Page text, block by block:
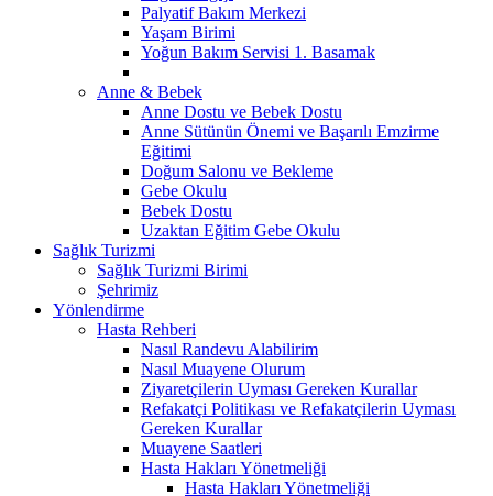
Palyatif Bakım Merkezi
Yaşam Birimi
Yoğun Bakım Servisi 1. Basamak
Anne & Bebek
Anne Dostu ve Bebek Dostu
Anne Sütünün Önemi ve Başarılı Emzirme
Eğitimi
Doğum Salonu ve Bekleme
Gebe Okulu
Bebek Dostu
Uzaktan Eğitim Gebe Okulu
Sağlık Turizmi
Sağlık Turizmi Birimi
Şehrimiz
Yönlendirme
Hasta Rehberi
Nasıl Randevu Alabilirim
Nasıl Muayene Olurum
Ziyaretçilerin Uyması Gereken Kurallar
Refakatçi Politikası ve Refakatçilerin Uyması
Gereken Kurallar
Muayene Saatleri
Hasta Hakları Yönetmeliği
Hasta Hakları Yönetmeliği